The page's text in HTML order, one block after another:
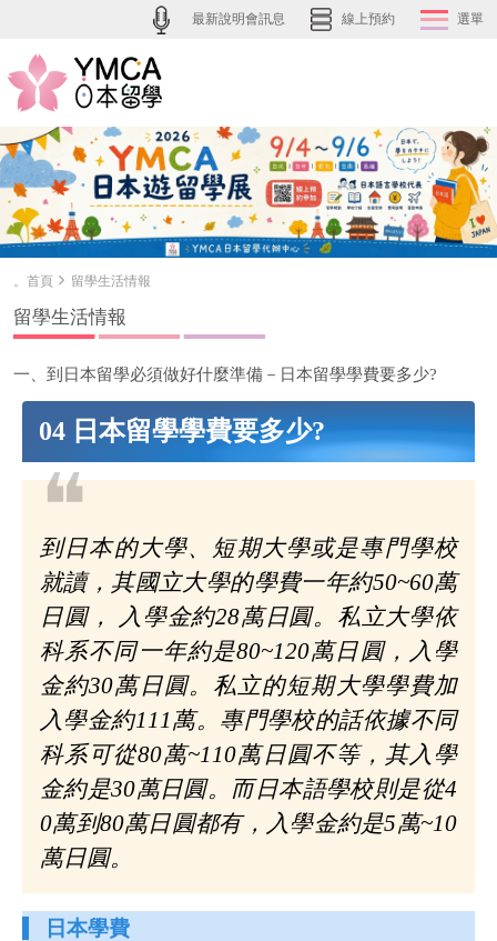
最新說明會訊息 線上預約 選單
。首頁 留學生活情報
留學生活情報
一、到日本留學必須做好什麼準備－日本留學學費要多少?
04 日本留學學費要多少?
❝
到日本的大學、短期大學或是專門學校
就讀，其國立大學的學費一年約50~60萬
日圓， 入學金約28萬日圓。私立大學依
科系不同一年約是80~120萬日圓，入學
金約30萬日圓。私立的短期大學學費加
入學金約111萬。專門學校的話依據不同
科系可從80萬~110萬日圓不等，其入學
金約是30萬日圓。而日本語學校則是從4
0萬到80萬日圓都有，入學金約是5萬~10
萬日圓。
日本學費